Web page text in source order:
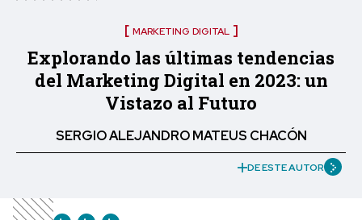
MARKETING DIGITAL
Explorando las últimas tendencias
del Marketing Digital en 2023: un
Vistazo al Futuro
SERGIO ALEJANDRO MATEUS CHACÓN
DE ESTE AUTOR